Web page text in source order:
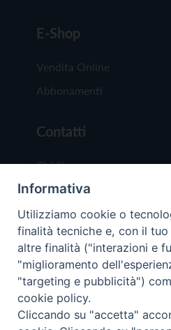
E-Shop
Vendita Online
Abbonamenti
Contatti
Chi Siamo
Redazione
Scrivici
Copyright © 2019 -
Trentina Editrice
Informativa
Utilizziamo cookie o
finalità tecniche e, con il
altre finalità ("interazioni e
"miglioramento
"targeting e pubblicità")
cookie policy.
Cliccando su "accetta"